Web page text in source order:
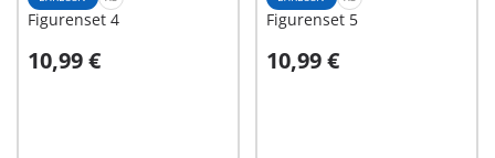
Figurenset 4
10,99 €
In den Warenkorb
Figurenset 5
10,99 €
In den Warenkorb